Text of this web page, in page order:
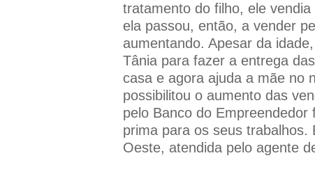
tratamento do filho, ele
ela passou, então, a vender
aumentando. Apesar da
Tânia para fazer a entrega
casa e agora ajuda a mãe no
possibilitou o aumento das
pelo Banco do
prima para os seus trabalhos.
Oeste, atendida pelo agente